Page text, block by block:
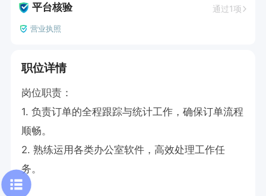
平台核验 通过1项
营业执照
职位详情
岗位职责：
1. 负责订单的全程跟踪与统计工作，确保订单流程
顺畅。
2. 熟练运用各类办公室软件，高效处理工作任
务。